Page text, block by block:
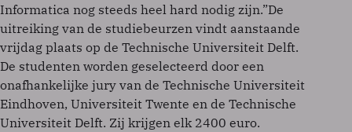
Informatica nog steeds heel hard nodig zijn.”De
uitreiking van de studiebeurzen vindt aanstaande
vrijdag plaats op de Technische Universiteit Delft.
De studenten worden geselecteerd door een
onafhankelijke jury van de Technische Universiteit
Eindhoven, Universiteit Twente en de Technische
Universiteit Delft. Zij krijgen elk 2400 euro.